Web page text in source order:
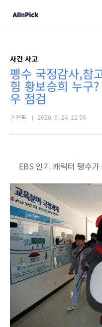
사건 사고
펭수 국정감사,참
힘 황보승희 누구
우 점검
올앤픽 2020. 9. 24. 22:56
EBS 인기 캐릭터 펭수